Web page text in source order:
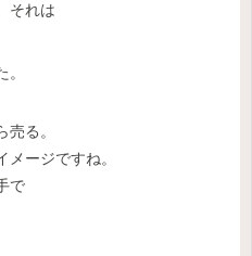
それは
る。
ージですね。
で